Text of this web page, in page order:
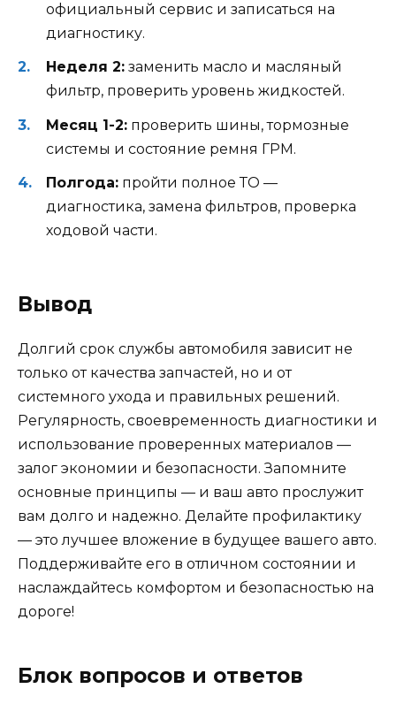
официальный сервис и записаться на
диагностику.
Неделя 2: заменить масло и масляный
фильтр, проверить уровень жидкостей.
Месяц 1-2: проверить шины, тормозные
системы и состояние ремня ГРМ.
Полгода: пройти полное ТО —
диагностика, замена фильтров, проверка
ходовой части.
Вывод
Долгий срок службы автомобиля зависит не
только от качества запчастей, но и от
системного ухода и правильных решений.
Регулярность, своевременность диагностики и
использование проверенных материалов —
залог экономии и безопасности. Запомните
основные принципы — и ваш авто прослужит
вам долго и надежно. Делайте профилактику
— это лучшее вложение в будущее вашего авто.
Поддерживайте его в отличном состоянии и
наслаждайтесь комфортом и безопасностью на
дороге!
Блок вопросов и ответов